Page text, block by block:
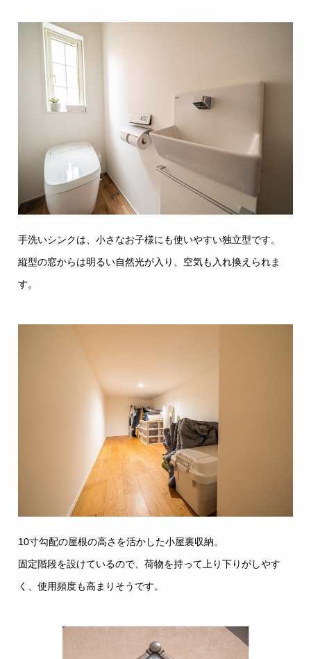
手洗いシンクは、小さなお子様にも使いやすい独立型です。
縦型の窓からは明るい自然光が入り、空気も入れ換えられま
す。
10寸勾配の屋根の高さを活かした小屋裏収納。
固定階段を設けているので、荷物を持って上り下りがしやす
く、使用頻度も高まりそうです。